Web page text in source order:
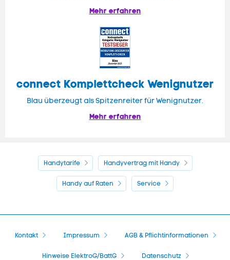
Mehr erfahren
connect Komplettcheck Wenignutzer
Blau überzeugt als Spitzenreiter für Wenignutzer.
Mehr erfahren
Handytarife Handyvertrag mit Handy
Handy auf Raten Service
Kontakt Impressum AGB & Pflichtinformationen
Hinweise ElektroG/BattG Datenschutz